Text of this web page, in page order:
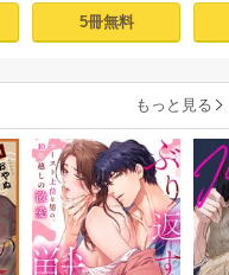
したくなかった、
元カレとのズブズ
5冊無料
もっと見る